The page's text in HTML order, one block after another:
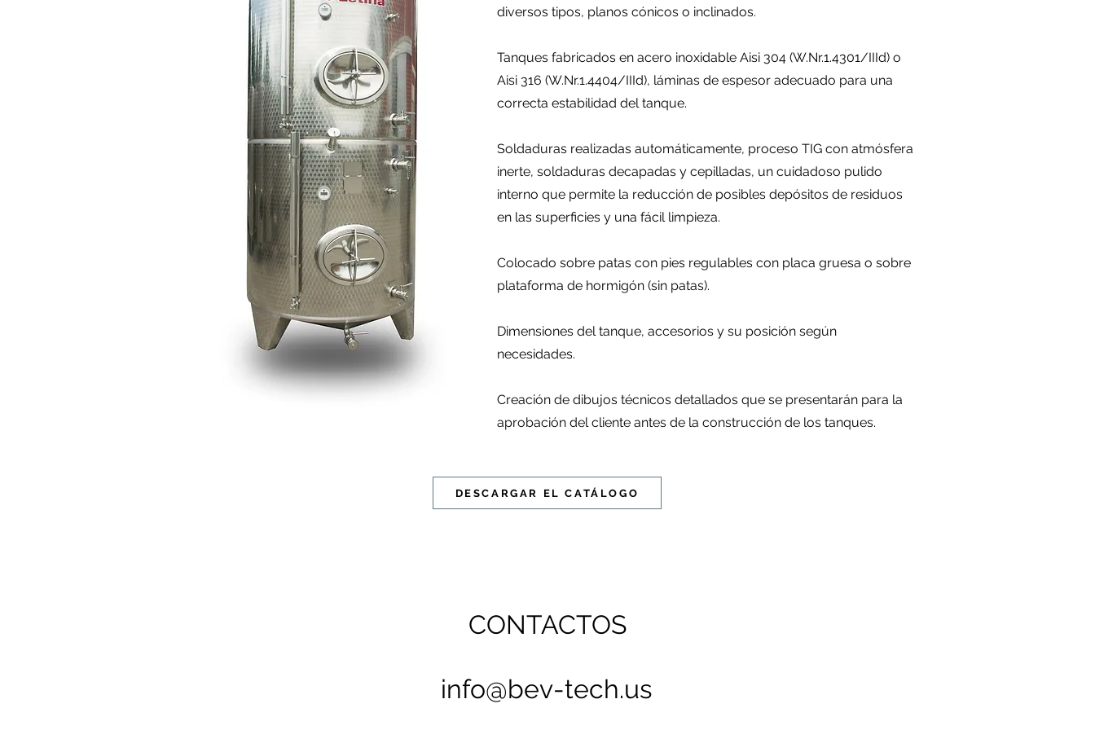
diversos tipos, planos cónicos o inclinados.
Tanques fabricados en acero inoxidable Aisi 304 (W.Nr.1.4301/IIId) o
Aisi 316 (W.Nr.1.4404/IIId), láminas de espesor adecuado para una
correcta estabilidad del tanque.
Soldaduras realizadas automáticamente, proceso TIG con atmósfera
inerte, soldaduras decapadas y cepilladas, un cuidadoso pulido
interno que permite la reducción de posibles depósitos de residuos
en las superficies y una fácil limpieza.
Colocado sobre patas con pies regulables con placa gruesa o sobre
plataforma de hormigón (sin patas).
Dimensiones del tanque, accesorios y su posición según
necesidades.
Creación de dibujos técnicos detallados que se presentarán para la
aprobación del cliente antes de la construcción de los tanques.
DESCARGAR EL CATÁLOGO
CONTACTOS
info@bev-tech.us